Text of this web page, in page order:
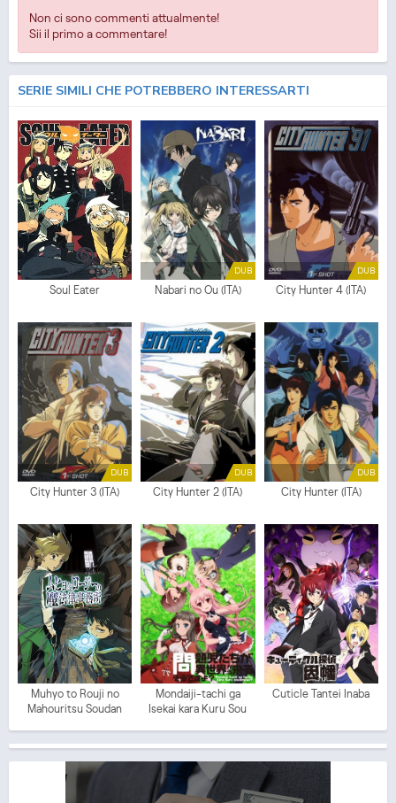
Non ci sono commenti attualmente!
Sii il primo a commentare!
SERIE SIMILI CHE POTREBBERO INTERESSARTI
Soul Eater
DUB
Nabari no Ou (ITA)
DUB
City Hunter 4 (ITA)
DUB
City Hunter 3 (ITA)
DUB
City Hunter 2 (ITA)
DUB
City Hunter (ITA)
Muhyo to Rouji no
Mahouritsu Soudan
Mondaiji-tachi ga
Isekai kara Kuru Sou
Cuticle Tantei Inaba